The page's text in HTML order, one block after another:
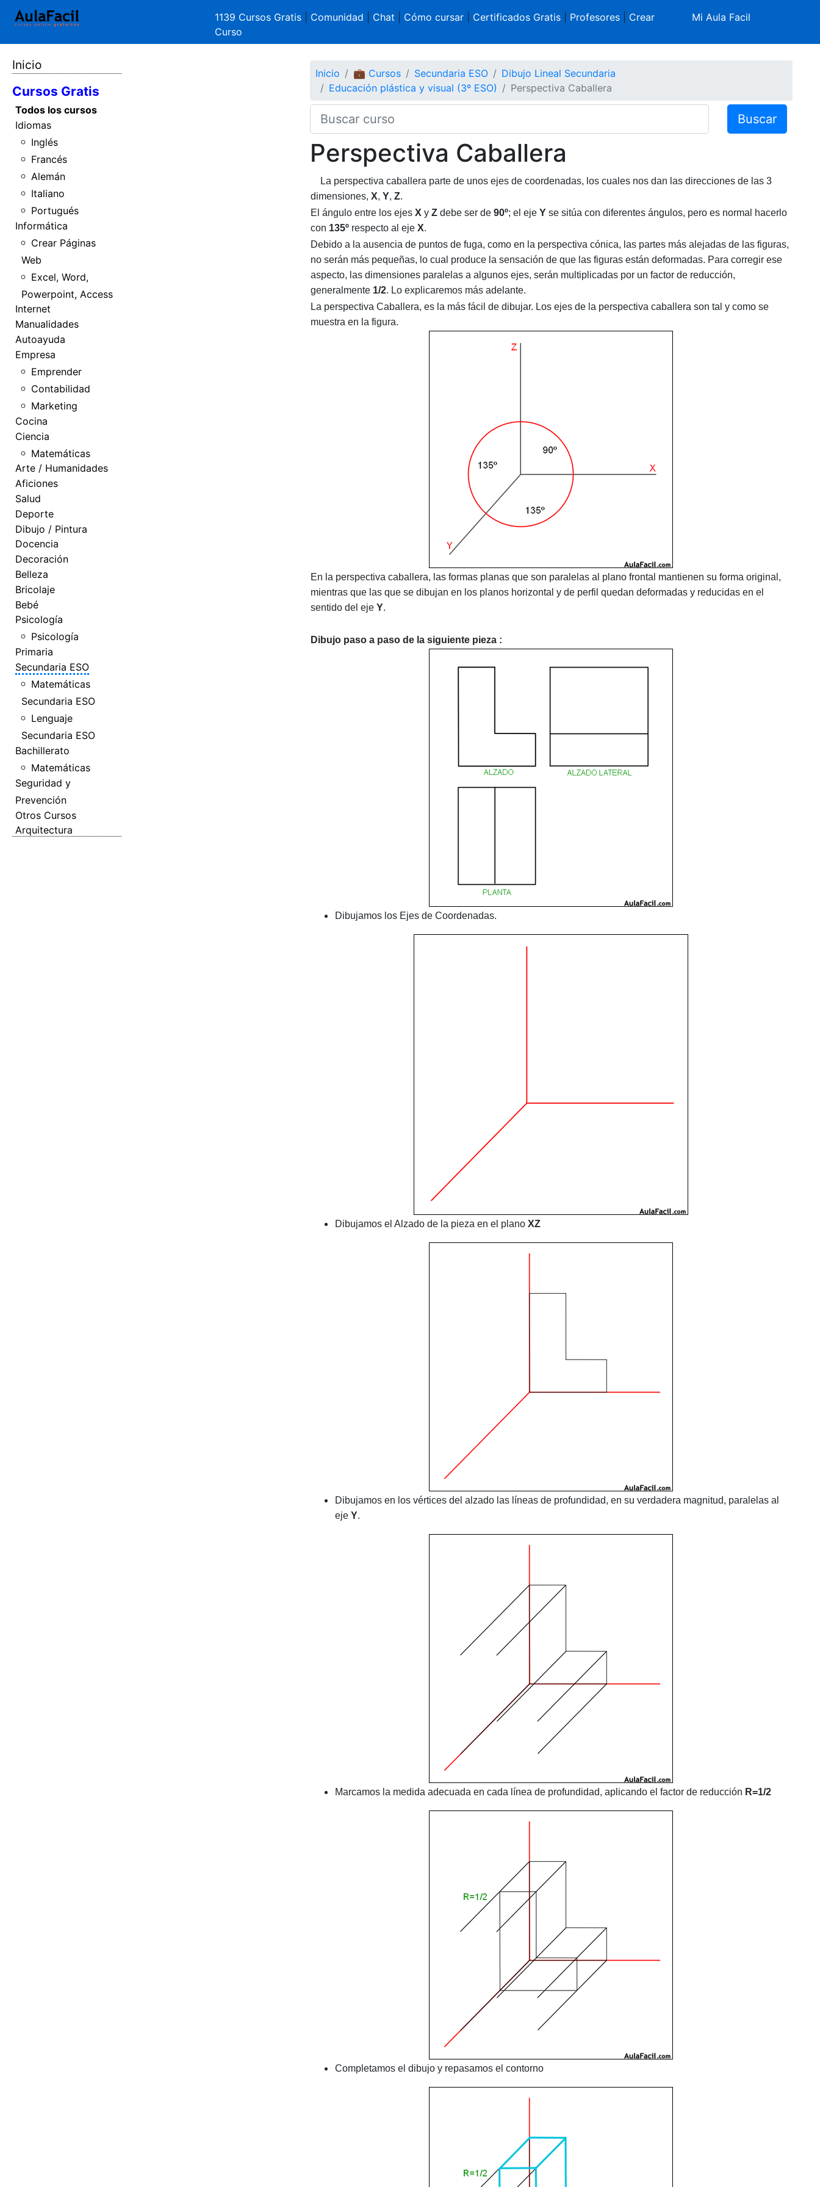
1139 Cursos Gratis Comunidad Chat Cómo cursar| Certificados Gratis| Profesores| Crear
Curso
Mi Aula Facil
Inicio
Cursos Gratis
Todos los cursos
Idiomas
Inglés
Francés
Alemán
Italiano
Portugués
Informática
Crear Páginas
Web
Excel, Word,
Powerpoint, Access
Internet
Manualidades
Autoayuda
Empresa
Emprender
Contabilidad
Marketing
Cocina
Ciencia
Matemáticas
Arte / Humanidades
Aficiones
Salud
Deporte
Dibujo / Pintura
Docencia
Decoración
Belleza
Bricolaje
Bebé
Psicología
Psicología
Primaria
Secundaria ESO
Matemáticas
Secundaria ESO
Lenguaje
Secundaria ESO
Bachillerato
Matemáticas
Seguridad y
Prevención
Otros Cursos
Arquitectura
Inicio 💼 Cursos Secundaria ESO
Dibujo Lineal Secundaria
Educación plástica y visual (3º ESO)
Perspectiva Caballera
Buscar
Perspectiva Caballera
La perspectiva caballera parte de unos ejes de coordenadas, los cuales nos dan las direcciones de las 3
dimensiones, X, Y, Z.
El ángulo entre los ejes X y Zdebe ser de 90º; el eje Yse sitúa con diferentes ángulos, pero es normal hacerlo
con 135ºrespecto al eje X.
Debido a la ausencia de puntos de fuga, como en la perspectiva cónica, las partes más alejadas de las figuras,
no serán más pequeñas, lo cual produce la sensación de que las figuras están deformadas. Para corregir ese
aspecto, las dimensiones paralelas a algunos ejes, serán multiplicadas por un factor de reducción,
generalmente 1/2. Lo explicaremos más adelante.
La perspectiva Caballera, es la más fácil de dibujar. Los ejes de la perspectiva caballera son tal y como se
muestra en la figura.
En la perspectiva caballera, las formas planas que son paralelas al plano frontal mantienen su forma original,
mientras que las que se dibujan en los planos horizontal y de perfil quedan deformadas y reducidas en el
sentido del eje Y.
Dibujo paso a paso de la siguiente pieza :
Dibujamos los Ejes de Coordenadas.
Dibujamos el Alzado de la pieza en el plano XZ
Dibujamos en los vértices del alzado las líneas de profundidad, en su verdadera magnitud, paralelas al
eje Y.
Marcamos la medida adecuada en cada línea de profundidad, aplicando el factor de reducción R=1/2
Completamos el dibujo y repasamos el contorno